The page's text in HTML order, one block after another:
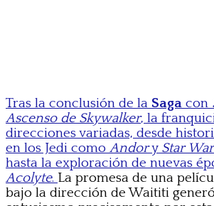
Tras la conclusión de la Saga con
Ascenso de Skywalker, la
direcciones variadas, desde
en los Jedi comoAndory Star
hasta la exploración de nuevas
Acolyte. La promesa de una
bajo la dirección de Waititi